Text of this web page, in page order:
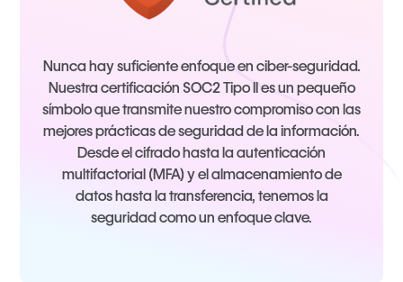
Nunca hay suficiente enfoque en ciber-seguridad.
Nuestra certificación SOC2 Tipo II es un pequeño
símbolo que transmite nuestro compromiso con las
mejores prácticas de seguridad de la información.
Desde el cifrado hasta la autenticación
multifactorial (MFA) y el almacenamiento de
datos hasta la transferencia, tenemos la
seguridad como un enfoque clave.